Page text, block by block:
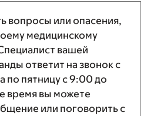
вопросы или опасения,
медицинскому
вашей
ответит на звонок с
по пятницу с9:00 до
время вы можете
или поговорить с